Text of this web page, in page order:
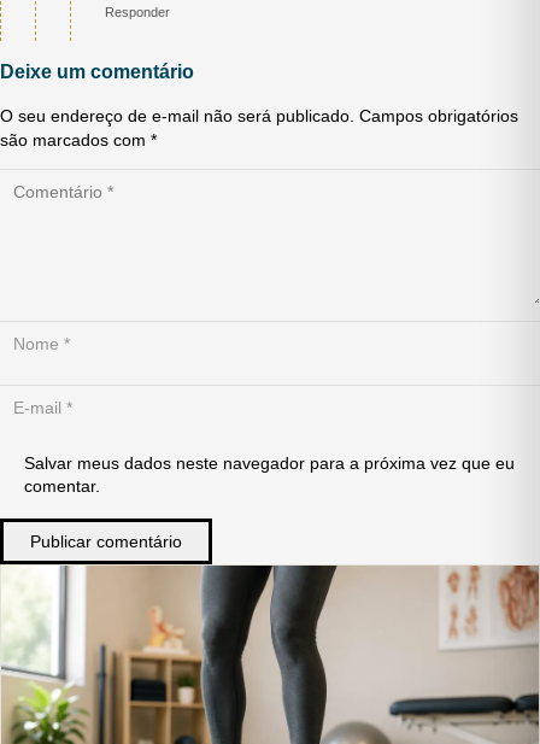
Responder
Deixe um comentário
O seu endereço de e-mail não será publicado. Campos obrigatórios
são marcados com *
Salvar meus dados neste navegador para a próxima vez que eu
comentar.
Publicar comentário